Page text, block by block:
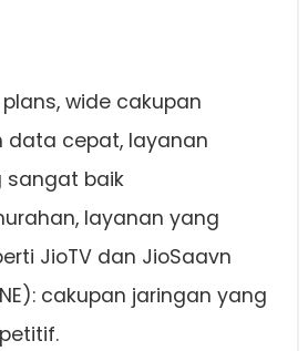
plans, wide cakupan
data cepat, layanan
sangat baik
layanan yang
JioTV dan JioSaavn
cakupan jaringan yang